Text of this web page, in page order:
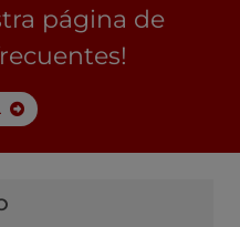
página de